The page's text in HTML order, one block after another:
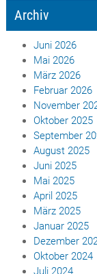
Archiv
Juni 2026
Mai 2026
März 2026
Februar 2026
November
Oktober 2025
September
August 2025
Juni 2025
Mai 2025
April 2025
März 2025
Januar 2025
Dezember
Oktober 2024
Juli 2024